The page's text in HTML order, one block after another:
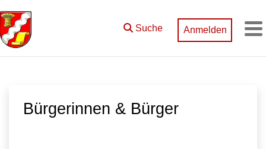
Zum Hauptinhalt springen
Suche Anmelden
Bürgerinnen & Bürger